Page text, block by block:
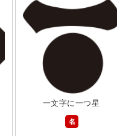
一文字に一つ星
名